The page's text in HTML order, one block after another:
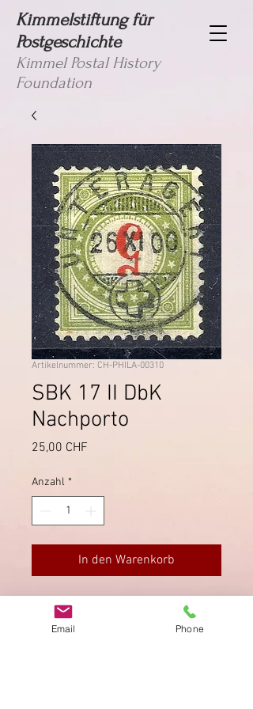
Kimmelstiftung für
Postgeschichte
Kimmel Postal History
Foundation
Artikelnummer: CH-PHILA-00310
SBK 17 II DbK
Nachporto
25,00 CHF
Anzahl *
In den Warenkorb
Nachportomarke SBK 17 II DbK.
Einwandfreier Zustand; sehr
Email Phone